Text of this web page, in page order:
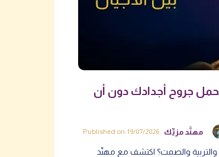
جروح أجدادك دون أن
مهنَّد مزيِّك Published on: 19/07/2026
والتربية والصمت؟ اكتشف مع مهنّد